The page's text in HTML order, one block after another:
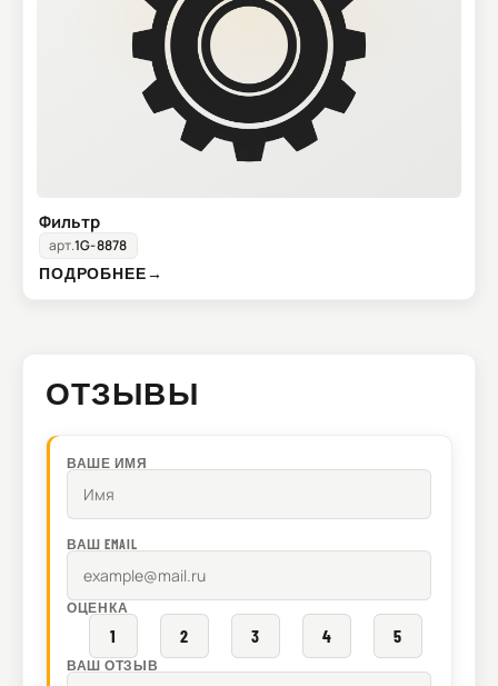
Фильтр
арт.1G-8878
ПОДРОБНЕЕ→
ОТЗЫВЫ
ВАШЕ ИМЯ
ВАШ EMAIL
ОЦЕНКА
1 2 3 4 5
ВАШ ОТЗЫВ